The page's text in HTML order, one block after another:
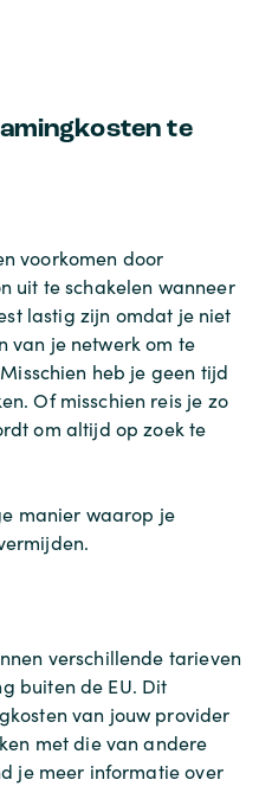
te
voorkomen door
uit te schakelen wanneer
lastig zijn omdat je niet
van je netwerk om te
heb je geen tijd
Of misschien reis je zo
om altijd op zoek te
manier waarop je
verschillende tarieven
buiten de EU. Dit
van jouw provider
met die van andere
je meer informatie over